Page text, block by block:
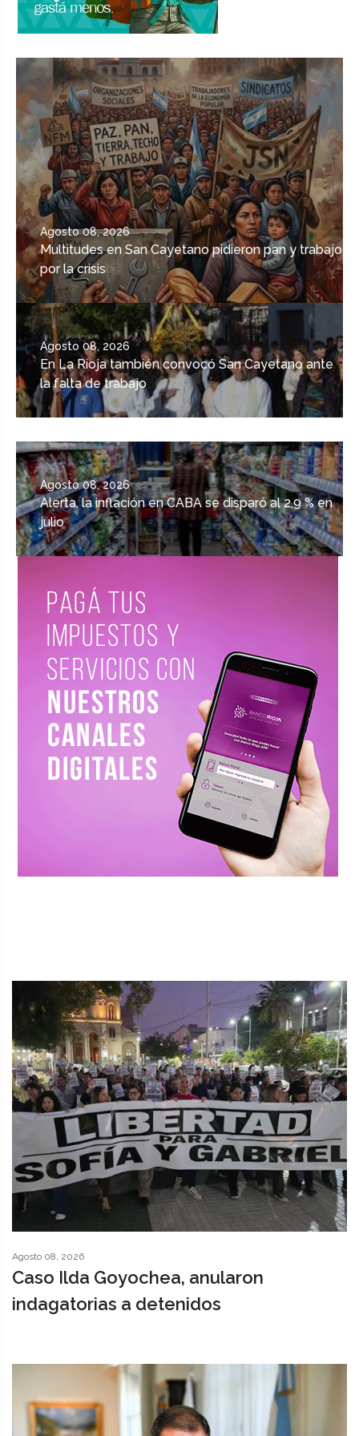
Agosto 08, 2026
Multitudes en San Cayetano pidieron pan y trabajo
por la crisis
Agosto 08, 2026
En La Rioja también convocó San Cayetano ante
la falta de trabajo
Agosto 08, 2026
Alerta, la inflación en CABA se disparó al 2,9 % en
julio
Agosto 08, 2026
Caso Ilda Goyochea, anularon
indagatorias a detenidos